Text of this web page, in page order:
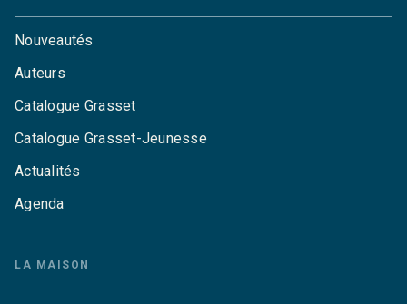
Nouveautés
Auteurs
Catalogue Grasset
Catalogue Grasset-Jeunesse
Actualités
Agenda
LA MAISON